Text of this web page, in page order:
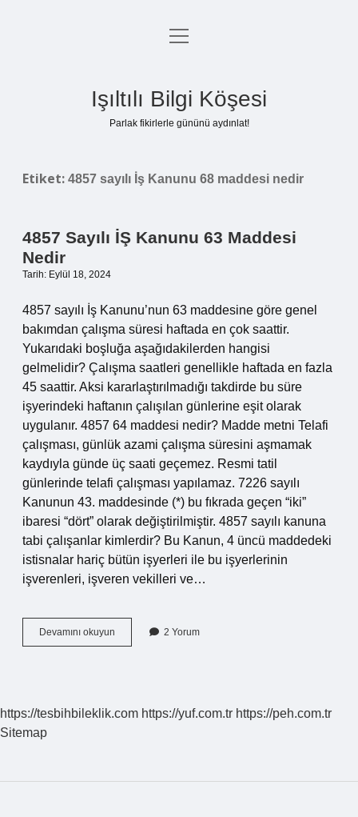
Anasayfa
Yasal Uyarı
menüyü
Işıltılı Bilgi Köşesi
Parlak fikirlerle gününü aydınlat!
Etiket: 4857 sayılı İş Kanunu 68 maddesi nedir
4857 Sayılı İŞ Kanunu 63 Maddesi
Nedir
Tarih: Eylül 18, 2024
4857 sayılı İş Kanunu’nun 63 maddesine göre genel
bakımdan çalışma süresi haftada en çok saattir.
Yukarıdaki boşluğa aşağıdakilerden hangisi
gelmelidir? Çalışma saatleri genellikle haftada en fazla
45 saattir. Aksi kararlaştırılmadığı takdirde bu süre
işyerindeki haftanın çalışılan günlerine eşit olarak
uygulanır. 4857 64 maddesi nedir? Madde metni Telafi
çalışması, günlük azami çalışma süresini aşmamak
kaydıyla günde üç saati geçemez. Resmi tatil
günlerinde telafi çalışması yapılamaz. 7226 sayılı
Kanunun 43. maddesinde (*) bu fıkrada geçen “iki”
ibaresi “dört” olarak değiştirilmiştir. 4857 sayılı kanuna
tabi çalışanlar kimlerdir? Bu Kanun, 4 üncü maddedeki
istisnalar hariç bütün işyerleri ile bu işyerlerinin
işverenleri, işveren vekilleri ve…
Devamını okuyun
Sayılı
Nedir
2 Yorum
https://tesbihbileklik.com https://yuf.com.tr https://peh.com.tr
Sitemap